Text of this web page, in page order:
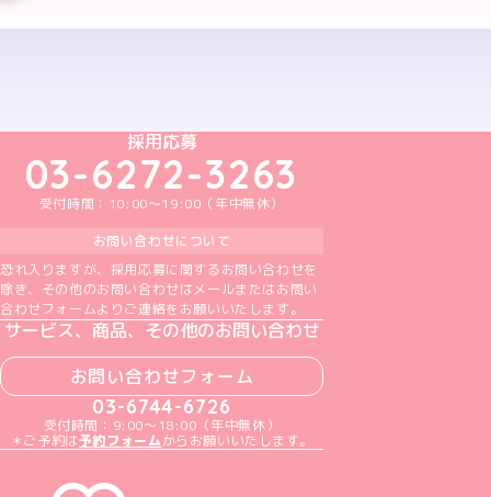
めいどりーみんTikTok公式アカウント
めいどりーみんX公式アカウント
採用応募
03-6272-3263
受付時間：10:00～19:00（年中無休）
お問い合わせについて
恐れ入りますが、採用応募に関するお問い合わせを
除き、その他のお問い合わせはメールまたはお問い
合わせフォームよりご連絡をお願いいたします。
サービス、商品、その他のお問い合わせ
お問い合わせフォーム
03-6744-6726
受付時間：9:00～18:00（年中無休）
＊ご予約は予約フォームからお願いいたします。